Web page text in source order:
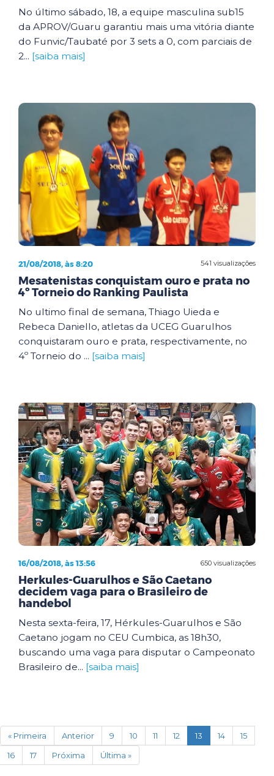
No último sábado, 18, a equipe masculina sub15
da APROV/Guaru garantiu mais uma vitória diante
do Funvic/Taubaté por 3 sets a 0, com parciais de
2... [saiba mais]
541 visualizações
21/08/2018, às 8:20
Mesatenistas conquistam ouro e prata no
4º Torneio do Ranking Paulista
No ultimo final de semana, Thiago Uieda e
Rebeca Daniello, atletas da UCEG Guarulhos
conquistaram ouro e prata, respectivamente, no
4º Torneio do ... [saiba mais]
650 visualizações
16/08/2018, às 13:56
Herkules-Guarulhos e São Caetano
decidem vaga para o Brasileiro de
handebol
Nesta sexta-feira, 17, Hérkules-Guarulhos e São
Caetano jogam no CEU Cumbica, as 18h30,
buscando uma vaga para disputar o Campeonato
Brasileiro de... [saiba mais]
« Primeira Anterior 9 10 11 12 13 (current)
14
15
16
17 Próxima Última »